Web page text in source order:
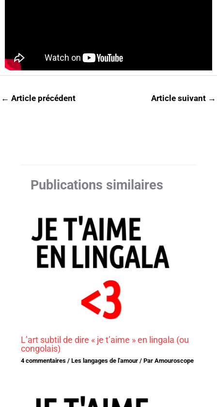
← Article précédent Article suivant →
Publications similaires
L’art subtil de dire « je t’aime » en lingala (ou
congolais)
4 commentaires /Les langages de l'amour / ParAmouroscope